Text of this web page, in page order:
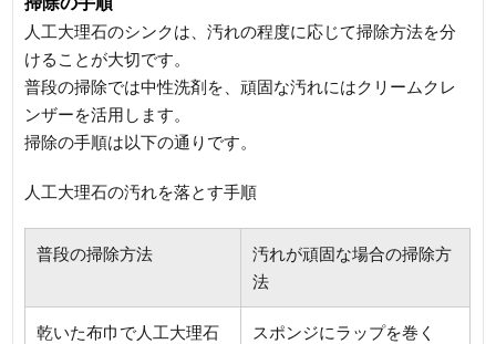
人工大理石のシンクは、汚れの程度に応じて掃除方法を分
けることが大切です。
普段の掃除では中性洗剤を、頑固な汚れにはクリームクレ
ンザーを活用します。
掃除の手順は以下の通りです。
人工大理石の汚れを落とす手順
普段の掃除方法
汚れが頑固な場合の掃除方
法
乾いた布巾で人工大理石
スポンジにラップを巻く